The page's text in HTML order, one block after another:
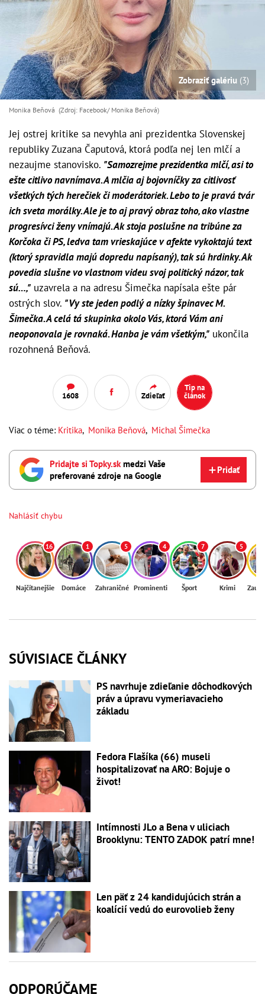
Zobraziť galériu (3)
Monika Beňová (Zdroj: Facebook/ Monika Beňová)
Jej ostrej kritike sa nevyhla ani prezidentka Slovenskej
republiky Zuzana Čaputová, ktorá podľa nej len mlčí a
nezaujme stanovisko. "Samozrejme prezidentka mlčí, asi to
ešte citlivo navnímava. A mlčia aj bojovníčky za citlivosť
všetkých tých herečiek či moderátoriek. Lebo to je pravá tvár
ich sveta morálky. Ale je to aj pravý obraz toho, ako vlastne
progresívci ženy vnímajú. Ak stoja poslušne na tribúne za
Korčoka či PS, ledva tam vrieskajúce v afekte vykoktajú text
(ktorý spravidla majú dopredu napísaný), tak sú hrdinky. Ak
povedia slušne vo vlastnom videu svoj politický názor, tak
sú…," uzavrela a na adresu Šimečka napísala ešte pár
ostrých slov. "Vy ste jeden podlý a nízky špinavec M.
Šimečka. A celá tá skupinka okolo Vás, ktorá Vám ani
neoponovala je rovnaká. Hanba je vám všetkým," ukončila
rozohnená Beňová.
1608 Zdieľať
Tip na
článok
Viac o téme: Kritika, Monika Beňová, Michal Šimečka
Pridajte si Topky.sk medzi Vaše
preferované zdroje na Google
Pridať
Nahlásiť chybu
16
Najčítanejšie
1
Domáce
5
Zahraničné
4
Prominenti
7
Šport
5
Krimi
SÚVISIACE ČLÁNKY
PS navrhuje zdieľanie dôchodkových
práv a úpravu vymeriavacieho
základu
Fedora Flašíka (66) museli
hospitalizovať na ARO: Bojuje o
život!
Intímnosti JLo a Bena v uliciach
Brooklynu: TENTO ZADOK patrí mne!
Len päť z 24 kandidujúcich strán a
koalícií vedú do eurovolieb ženy
ODPORÚČAME